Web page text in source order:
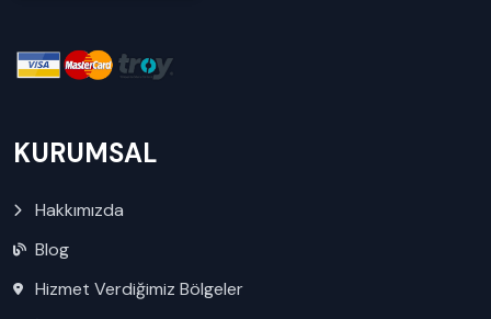
KURUMSAL
Hakkımızda
Blog
Hizmet Verdiğimiz Bölgeler